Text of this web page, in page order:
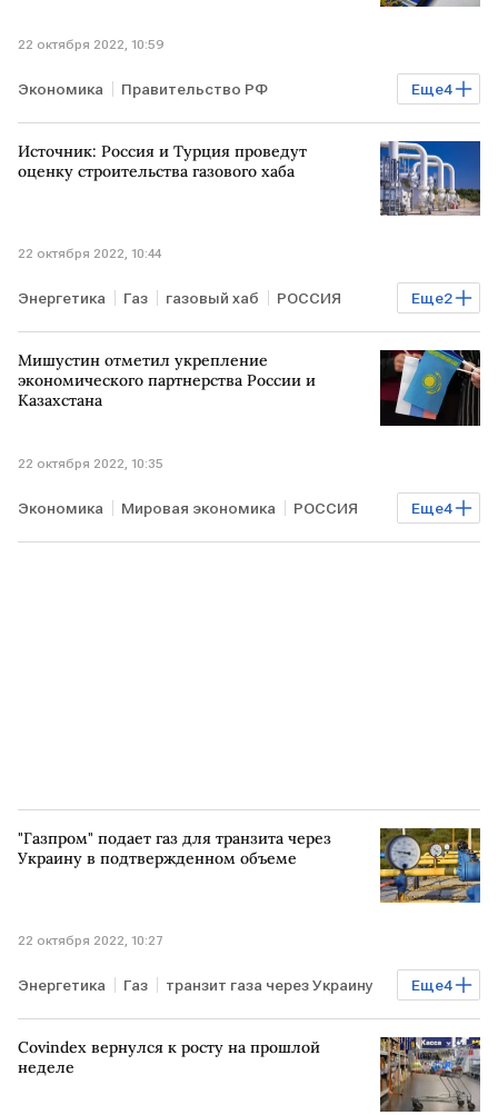
22 октября 2022, 10:59
Еще4
Экономика Правительство РФ
Михаил Мишустин Налоги
страховые взносы отсрочка
Источник: Россия и Турция проведут
оценку строительства газового хаба
22 октября 2022, 10:44
Еще2
Энергетика Газ газовый хаб РОССИЯ
ТУРЦИЯ поставки газа
Мишустин отметил укрепление
экономического партнерства России и
Казахстана
22 октября 2022, 10:35
Еще4
Экономика Мировая экономика РОССИЯ
КАЗАХСТАН Михаил Мишустин торговля
"Газпром" подает газ для транзита через
Украину в подтвержденном объеме
22 октября 2022, 10:27
Еще4
Энергетика Газ транзит газа через Украину
поставки газа Газпром РОССИЯ экспорт
Covindex вернулся к росту на прошлой
неделе